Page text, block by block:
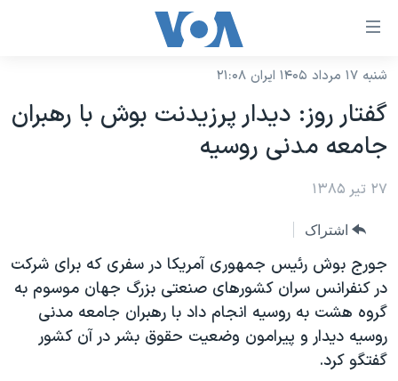
لینکهای
دسترسی
جهش
محتوای
اصلی
جهش
اصلی
جهش
جستجو
نسخه سبک وب‌سایت
موضوع ها
ایران
آمریکا
ورزشی
گزیده‌ها
ویژه برنامه‌ها
برنامه های تلویزیونی
جدول برنامه ها
صفحه‌های ویژه
جام جهانی ۲۰۲۶
عملیات خشم حماسی
۲۵۰سالگی آمریکا
فرکانس‌های صدای آمریکا
پخش رادیویی
یادگیری زبان انگلیسی
شنبه ۱۷ مرداد ۱۴۰۵ ایران ۲۱:۰۸
گفتار روز: ديدار پرزيدنت بوش با رهبران
جامعه مدنی روسيه
۲۷ تیر ۱۳۸۵
اشتراک
جورج بوش رئيس جمهوری آمريکا در سفری که برای شرکت
در کنفرانس سران کشورهای صنعتی بزرگ جهان موسوم به
گروه هشت به روسيه انجام داد با رهبران جامعه مدنی
روسيه ديدار و پيرامون وضعيت حقوق بشر در آن کشور
گفتگو کرد.